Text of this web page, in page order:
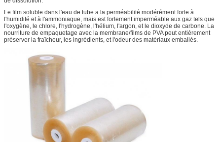
Le film soluble dans l'eau de tube a la perméabilité modérément forte à
l'humidité et à l'ammoniaque, mais est fortement imperméable aux gaz tels que
l'oxygène, le chlore, l'hydrogène, l'hélium, l'argon, et le dioxyde de carbone. La
nourriture de empaquetage avec la membrane/films de PVA peut entièrement
préserver la fraîcheur, les ingrédients, et l'odeur des matériaux emballés.